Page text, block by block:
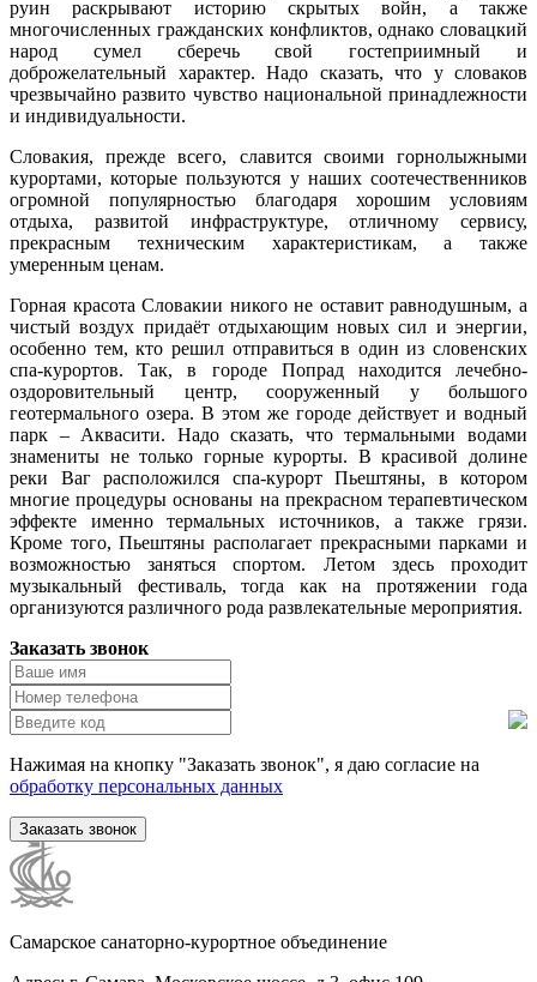
руин раскрывают историю скрытых войн, а также
многочисленных гражданских конфликтов, однако словацкий
народ сумел сберечь свой гостеприимный и
доброжелательный характер. Надо сказать, что у словаков
чрезвычайно развито чувство национальной принадлежности
и индивидуальности.
Словакия, прежде всего, славится своими горнолыжными
курортами, которые пользуются у наших соотечественников
огромной популярностью благодаря хорошим условиям
отдыха, развитой инфраструктуре, отличному сервису,
прекрасным техническим характеристикам, а также
умеренным ценам.
Горная красота Словакии никого не оставит равнодушным, а
чистый воздух придаёт отдыхающим новых сил и энергии,
особенно тем, кто решил отправиться в один из словенских
спа-курортов. Так, в городе Попрад находится лечебно-
оздоровительный центр, сооруженный у большого
геотермального озера. В этом же городе действует и водный
парк – Аквасити. Надо сказать, что термальными водами
знамениты не только горные курорты. В красивой долине
реки Ваг расположился спа-курорт Пьештяны, в котором
многие процедуры основаны на прекрасном терапевтическом
эффекте именно термальных источников, а также грязи.
Кроме того, Пьештяны располагает прекрасными парками и
возможностью заняться спортом. Летом здесь проходит
музыкальный фестиваль, тогда как на протяжении года
организуются различного рода развлекательные мероприятия.
Заказать звонок
Нажимая на кнопку "Заказать звонок", я даю согласие на
обработку персональных данных
Заказать звонок
Самарское санаторно-курортное объединение